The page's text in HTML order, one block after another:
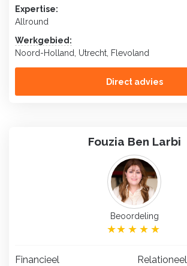
Expertise:
Allround
Werkgebied:
Noord-Holland, Utrecht, Flevoland
Direct advies
Fouzia Ben Larbi
Beoordeling
Financieel Relationeel